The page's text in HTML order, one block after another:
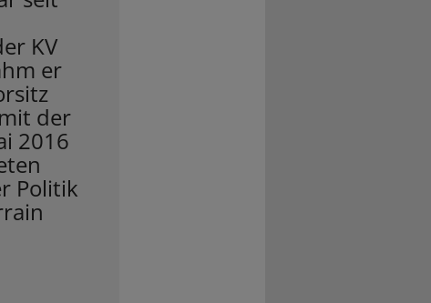
KV
er
der
2016
Politik